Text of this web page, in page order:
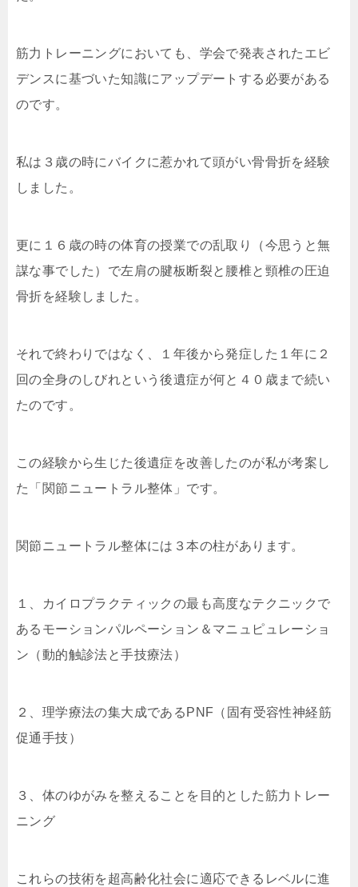
筋力トレーニングにおいても、学会で発表されたエビ
デンスに基づいた知識にアップデートする必要がある
のです。
私は３歳の時にバイクに惹かれて頭がい骨骨折を経験
しました。
更に１６歳の時の体育の授業での乱取り（今思うと無
謀な事でした）で左肩の腱板断裂と腰椎と頸椎の圧迫
骨折を経験しました。
それで終わりではなく、１年後から発症した１年に２
回の全身のしびれという後遺症が何と４０歳まで続い
たのです。
この経験から生じた後遺症を改善したのが私が考案し
た「関節ニュートラル整体」です。
関節ニュートラル整体には３本の柱があります。
１、カイロプラクティックの最も高度なテクニックで
あるモーションパルペーション＆マニュピュレーショ
ン（動的触診法と手技療法）
２、理学療法の集大成であるPNF（固有受容性神経筋
促通手技）
３、体のゆがみを整えることを目的とした筋力トレー
ニング
これらの技術を超高齢化社会に適応できるレベルに進